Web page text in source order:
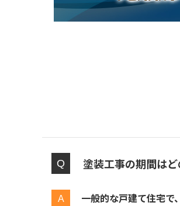
塗装工事の期間は
一般的な戸建て住宅で